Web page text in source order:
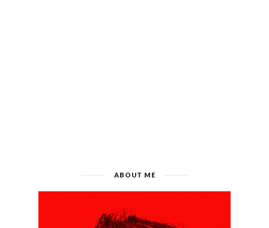
ABOUT ME